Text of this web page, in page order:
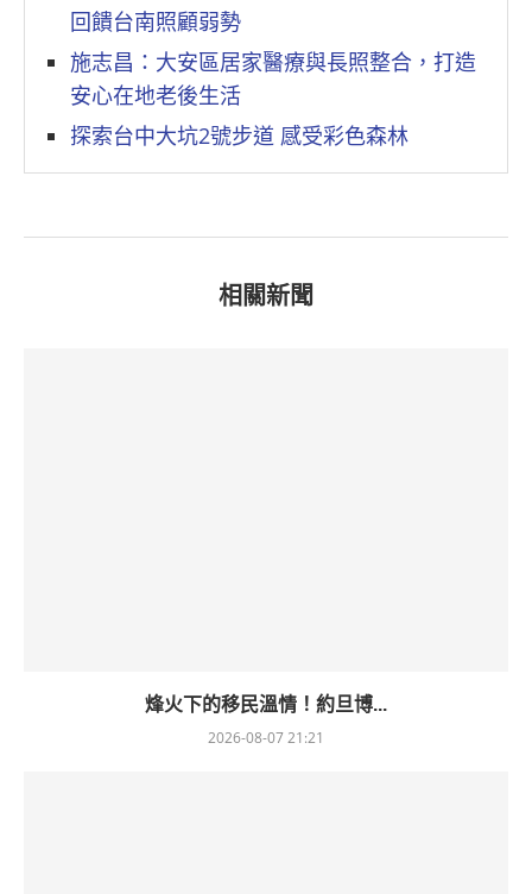
回饋台南照顧弱勢
施志昌：大安區居家醫療與長照整合，打造
安心在地老後生活
探索台中大坑2號步道 感受彩色森林
相關新聞
烽火下的移民溫情！約旦博...
2026-08-07 21:21